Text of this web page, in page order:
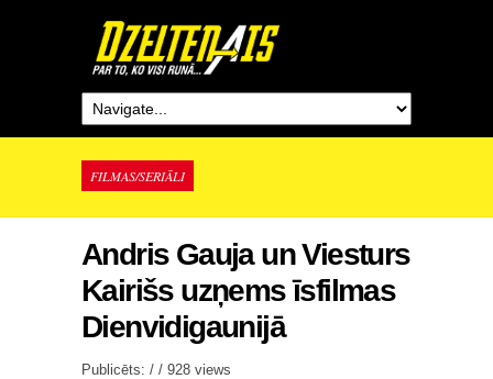
FILMAS/SERIĀLI
Andris Gauja un Viesturs
Kairišs uzņems īsfilmas
Dienvidigaunijā
Publicēts: / / 928 views